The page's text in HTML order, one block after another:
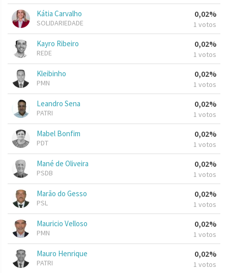
Kátia Carvalho
SOLIDARIEDADE
0,02%
1 votos
Kayro Ribeiro
REDE
0,02%
1 votos
Kleibinho
PMN
0,02%
1 votos
Leandro Sena
PATRI
0,02%
1 votos
Mabel Bonfim
PDT
0,02%
1 votos
Mané de Oliveira
PSDB
0,02%
1 votos
Marão do Gesso
PSL
0,02%
1 votos
Mauricio Velloso
PMN
0,02%
1 votos
Mauro Henrique
PATRI
0,02%
1 votos